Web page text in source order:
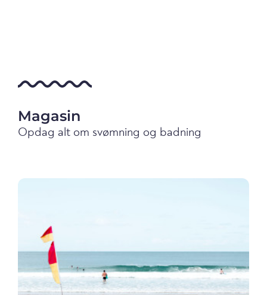
Magasin
Opdag alt om svømning og badning